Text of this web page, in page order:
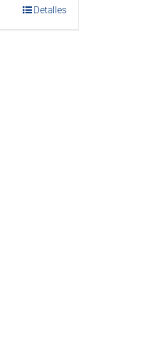
Detalles